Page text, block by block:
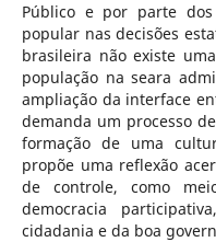
Público e por parte
popular nas decisões
brasileira não existe
população na seara
ampliação da interface
demanda um processo
formação de uma
propõe uma reflexão
de controle, como
democracia
cidadania e da boa